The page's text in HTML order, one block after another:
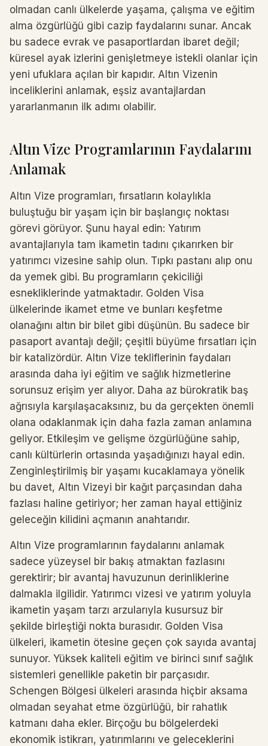
olmadan canlı ülkelerde yaşama, çalışma ve eğitim
alma özgürlüğü gibi cazip faydalarını sunar. Ancak
bu sadece evrak ve pasaportlardan ibaret değil;
küresel ayak izlerini genişletmeye istekli olanlar için
yeni ufuklara açılan bir kapıdır. Altın Vizenin
inceliklerini anlamak, eşsiz avantajlardan
yararlanmanın ilk adımı olabilir.
Altın Vize Programlarının Faydalarını
Anlamak
Altın Vize programları, fırsatların kolaylıkla
buluştuğu bir yaşam için bir başlangıç ​​noktası
görevi görüyor. Şunu hayal edin: Yatırım
avantajlarıyla tam ikametin tadını çıkarırken bir
yatırımcı vizesine sahip olun. Tıpkı pastanı alıp onu
da yemek gibi. Bu programların çekiciliği
esnekliklerinde yatmaktadır. Golden Visa
ülkelerinde ikamet etme ve bunları keşfetme
olanağını altın bir bilet gibi düşünün. Bu sadece bir
pasaport avantajı değil; çeşitli büyüme fırsatları için
bir katalizördür. Altın Vize tekliflerinin faydaları
arasında daha iyi eğitim ve sağlık hizmetlerine
sorunsuz erişim yer alıyor. Daha az bürokratik baş
ağrısıyla karşılaşacaksınız, bu da gerçekten önemli
olana odaklanmak için daha fazla zaman anlamına
geliyor. Etkileşim ve gelişme özgürlüğüne sahip,
canlı kültürlerin ortasında yaşadığınızı hayal edin.
Zenginleştirilmiş bir yaşamı kucaklamaya yönelik
bu davet, Altın Vizeyi bir kağıt parçasından daha
fazlası haline getiriyor; her zaman hayal ettiğiniz
geleceğin kilidini açmanın anahtarıdır.
Altın Vize programlarının faydalarını anlamak
sadece yüzeysel bir bakış atmaktan fazlasını
gerektirir; bir avantaj havuzunun derinliklerine
dalmakla ilgilidir. Yatırımcı vizesi ve yatırım yoluyla
ikametin yaşam tarzı arzularıyla kusursuz bir
şekilde birleştiği nokta burasıdır. Golden Visa
ülkeleri, ikametin ötesine geçen çok sayıda avantaj
sunuyor. Yüksek kaliteli eğitim ve birinci sınıf sağlık
sistemleri genellikle paketin bir parçasıdır.
Schengen Bölgesi ülkeleri arasında hiçbir aksama
olmadan seyahat etme özgürlüğü, bir rahatlık
katmanı daha ekler. Birçoğu bu bölgelerdeki
ekonomik istikrarı, yatırımlarını ve geleceklerini